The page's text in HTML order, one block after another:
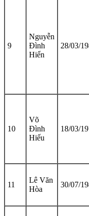
9
Nguyễn
Đình
Hiển
28/03/
10
Võ
Đình
Hiếu
18/03/
11
Lê Văn
Hòa
30/07/